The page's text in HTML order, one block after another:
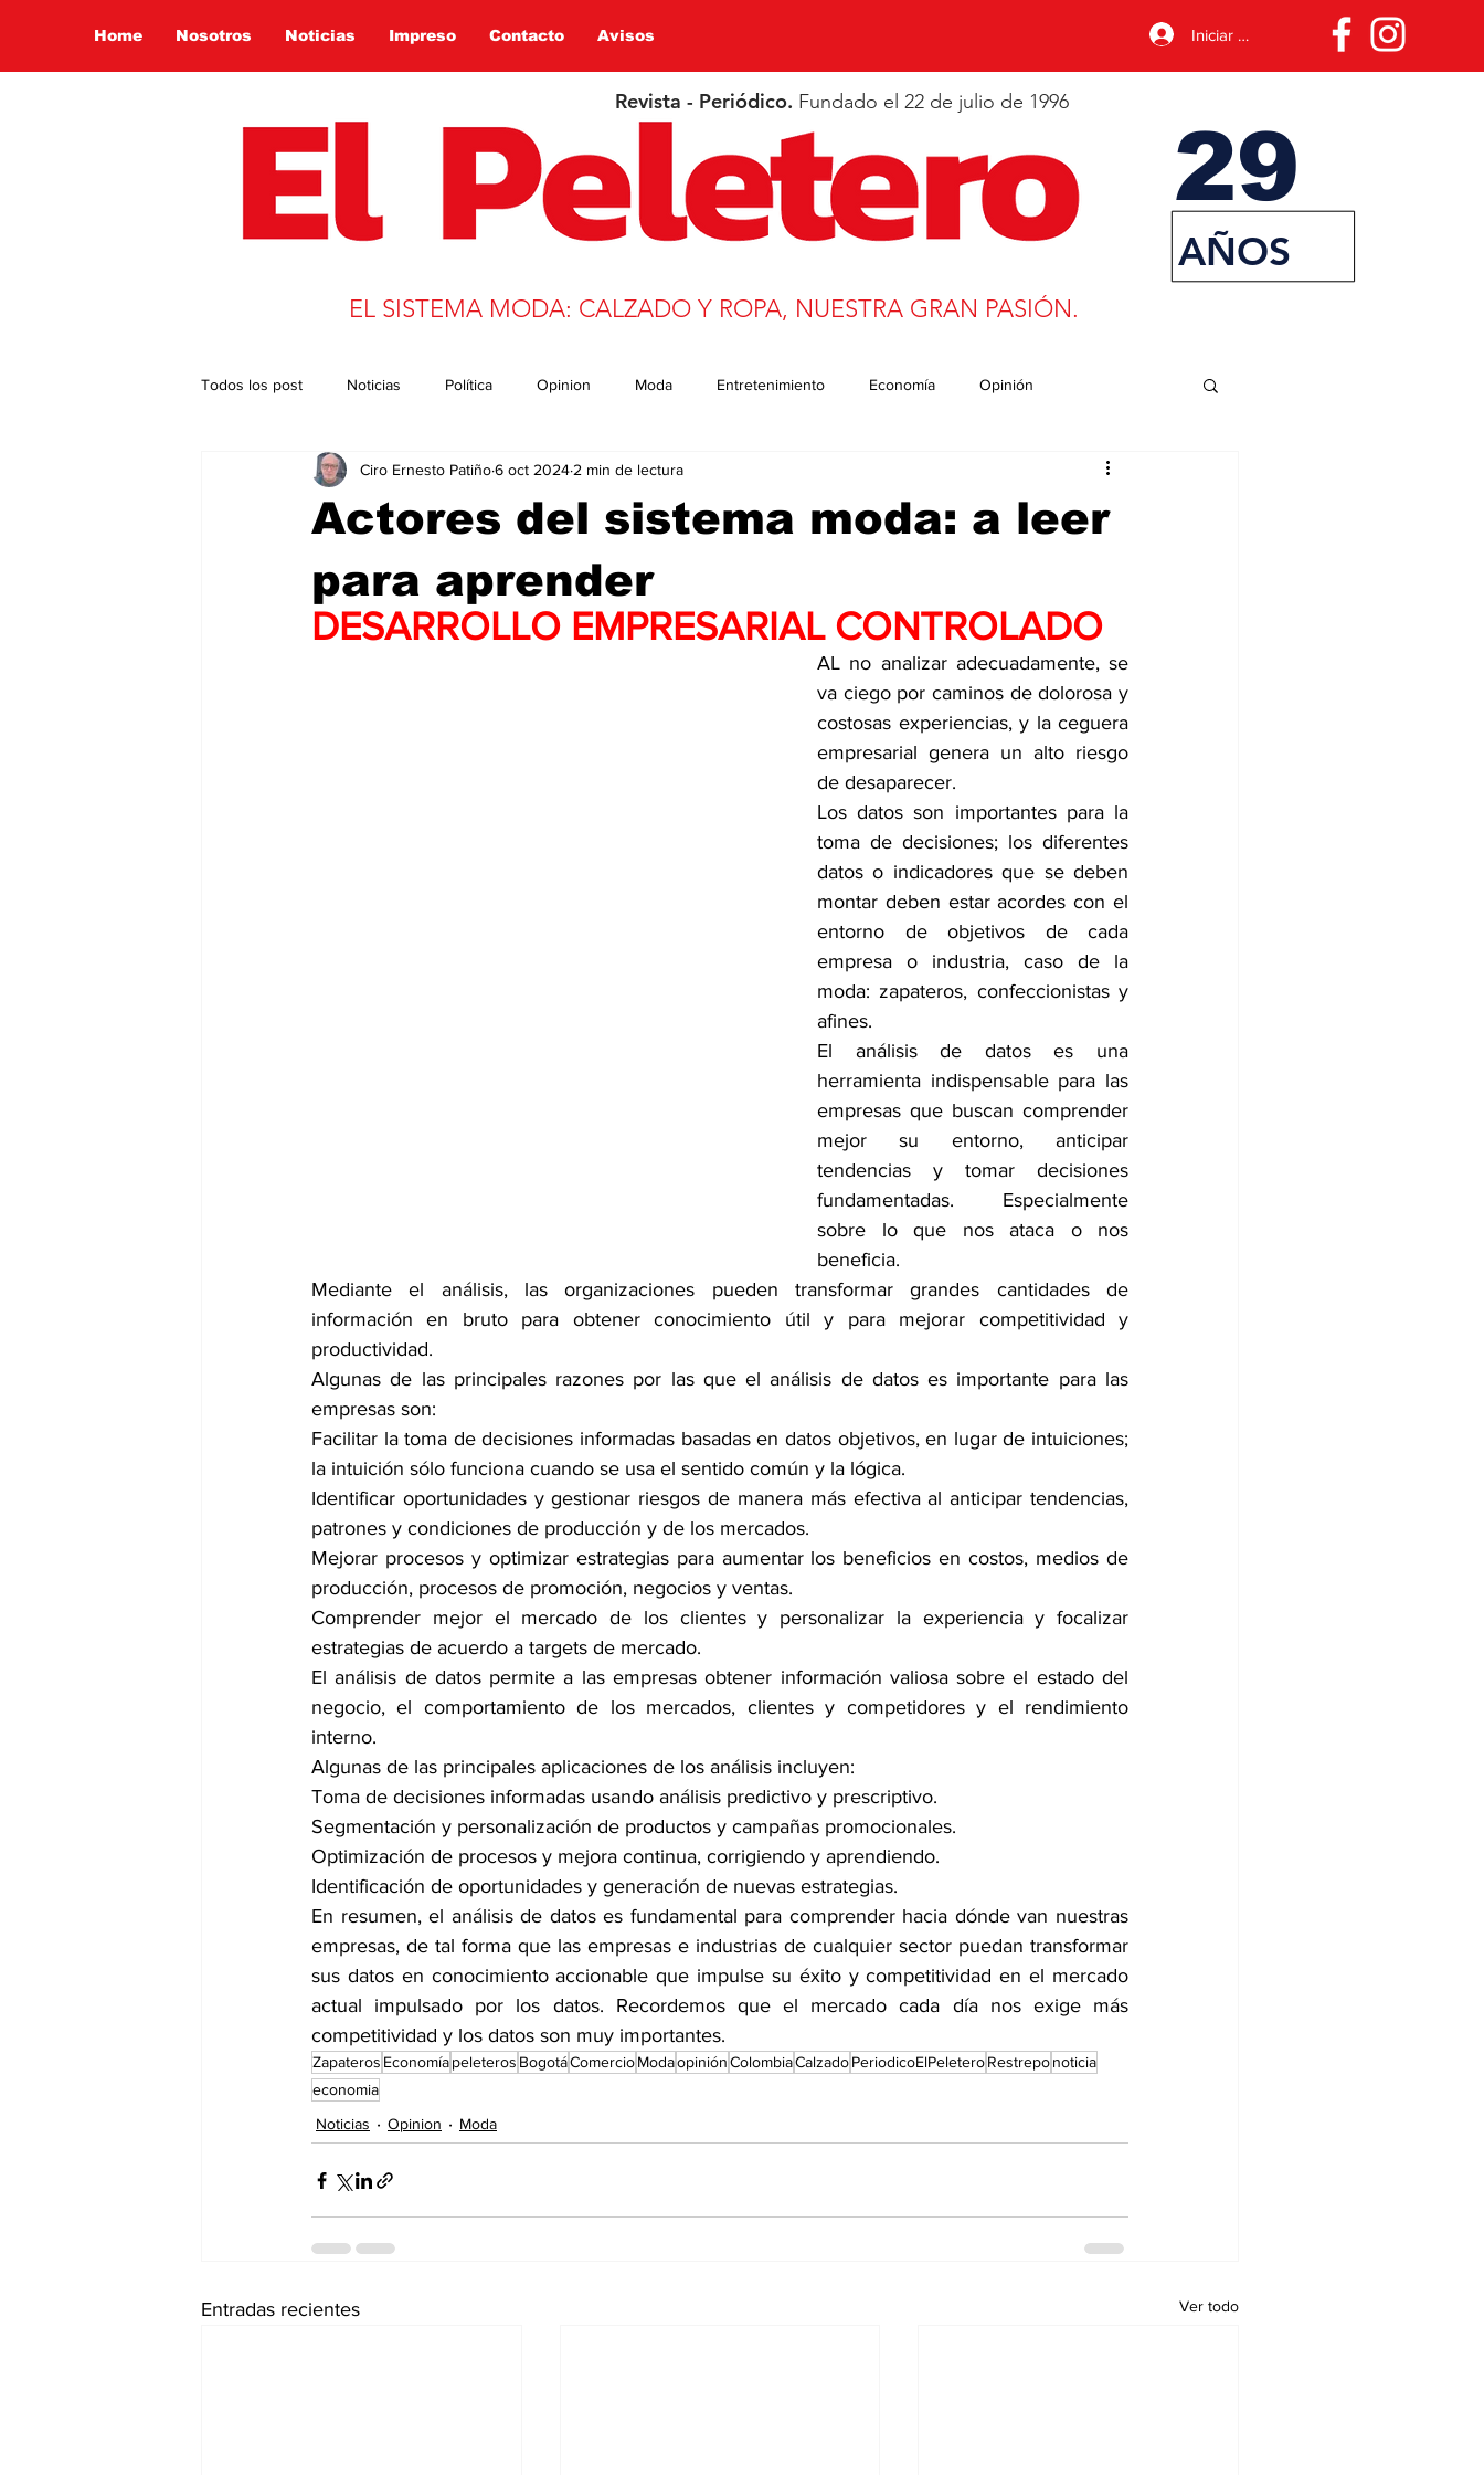
Home Nosotros Noticias Impreso Contacto Avisos Iniciar sesión
Revista - Periódico. Fundado el 22 de julio de 1996
29
AÑOS
EL SISTEMA MODA: CALZADO Y ROPA, NUESTRA GRAN PASIÓN.
Todos los post Noticias Política Opinion Moda Entretenimiento Economía Opinión
Presidencia 2022 Globalización Salud Educación Desarrollo
Actores del sistema moda: a leer
para aprender
Ciro Ernesto Patiño6 oct 2024 2 min de lectura
DESARROLLO EMPRESARIAL CONTROLADO
AL no analizar adecuadamente, se
va ciego por caminos de dolorosa y
costosas experiencias, y la ceguera
empresarial genera un alto riesgo
de desaparecer.
Los datos son importantes para la
toma de decisiones; los diferentes
datos o indicadores que se deben
montar deben estar acordes con el
entorno de objetivos de cada
empresa o industria, caso de la
moda: zapateros, confeccionistas y
afines.
El análisis de datos es una
herramienta indispensable para las
empresas que buscan comprender
mejor su entorno, anticipar
tendencias y tomar decisiones
fundamentadas. Especialmente
sobre lo que nos ataca o nos
beneficia.
Mediante el análisis, las organizaciones pueden transformar grandes cantidades de
información en bruto para obtener conocimiento útil y para mejorar competitividad y
productividad.
Algunas de las principales razones por las que el análisis de datos es importante para las
empresas son:
Facilitar la toma de decisiones informadas basadas en datos objetivos, en lugar de intuiciones;
la intuición sólo funciona cuando se usa el sentido común y la lógica.
Identificar oportunidades y gestionar riesgos de manera más efectiva al anticipar tendencias,
patrones y condiciones de producción y de los mercados.
Mejorar procesos y optimizar estrategias para aumentar los beneficios en costos, medios de
producción, procesos de promoción, negocios y ventas.
Comprender mejor el mercado de los clientes y personalizar la experiencia y focalizar
estrategias de acuerdo a targets de mercado.
El análisis de datos permite a las empresas obtener información valiosa sobre el estado del
negocio, el comportamiento de los mercados, clientes y competidores y el rendimiento
interno.
Algunas de las principales aplicaciones de los análisis incluyen:
Toma de decisiones informadas usando análisis predictivo y prescriptivo.
Segmentación y personalización de productos y campañas promocionales.
Optimización de procesos y mejora continua, corrigiendo y aprendiendo.
Identificación de oportunidades y generación de nuevas estrategias.
En resumen, el análisis de datos es fundamental para comprender hacia dónde van nuestras
empresas, de tal forma que las empresas e industrias de cualquier sector puedan transformar
sus datos en conocimiento accionable que impulse su éxito y competitividad en el mercado
actual impulsado por los datos. Recordemos que el mercado cada día nos exige más
competitividad y los datos son muy importantes.
Zapateros Economíapeleteros BogotáComercioModaopiniónColombiaCalzadoPeriodicoElPeleteroRestreponoticia
economia
Noticias
Opinion Moda
Entradas recientes Ver todo